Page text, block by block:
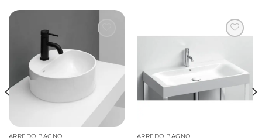
contract.
Lavabo da appoggio in ceramica Ø30xH15
cm
Il lavabo in ceramica ha dimensioniØ30xH15
ed è progettato per ottimizzare lo spazio
mantenendo comfort d’uso, praticità
quotidiana e design contemporaneo.
ARREDO BAGNO ARREDO BAGNO